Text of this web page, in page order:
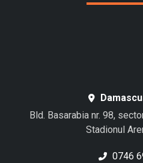
Bld. Basarabia nr. 98,
Stadionul
0746